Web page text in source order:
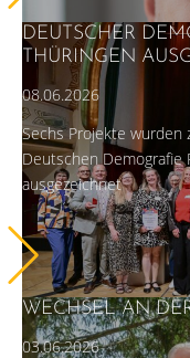
DEUTSCHER
THÜRINGEN
08.06.2026
Sechs Projekte wurden
Deutschen Demografie
ausgezeichnet
WECHSEL AN
03.06.2026